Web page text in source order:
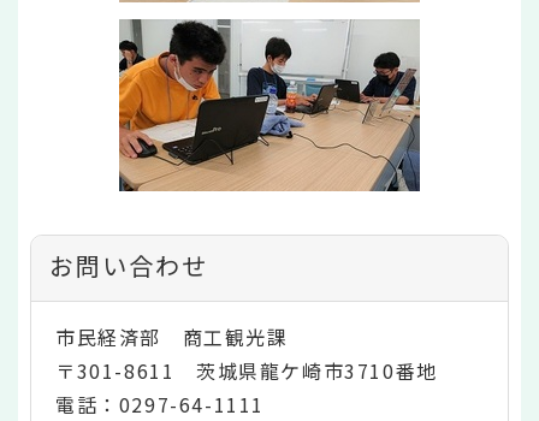
お問い合わせ
市民経済部 商工観光課
〒301-8611 茨城県龍ケ崎市3710番地
電話：0297-64-1111